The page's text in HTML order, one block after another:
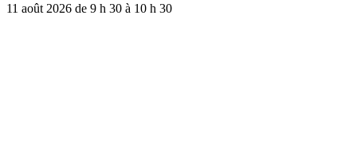
11 août 2026 de 9 h 30 à 10 h 30